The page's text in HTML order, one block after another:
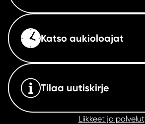
Katso aukioloajat
Tilaa uutiskirje
Liikkeet ja palvelut